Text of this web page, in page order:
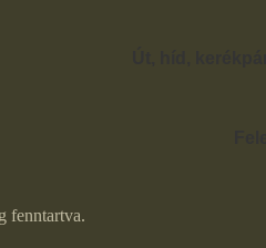
fenntartva.